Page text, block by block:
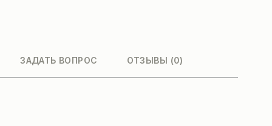
ЗАДАТЬ ВОПРОС ОТЗЫВЫ (0)